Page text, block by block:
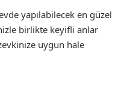
yapılabilecek en güzel
birlikte keyifli anlar
uygun hale